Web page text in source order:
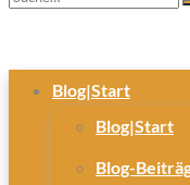
Blog|Start
Blog|Start
Blog-